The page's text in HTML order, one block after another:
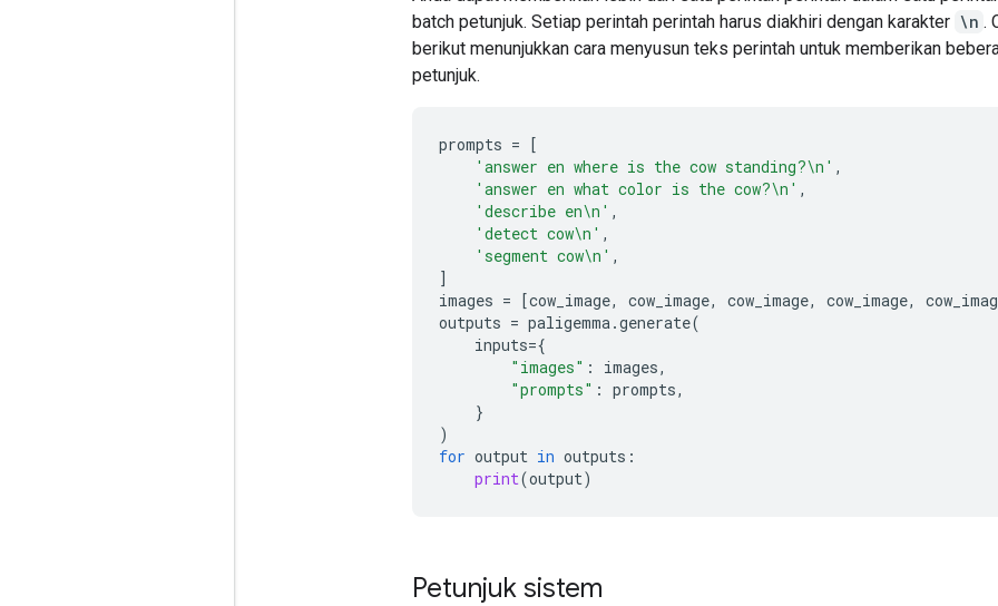
batch petunjuk. Setiap perintah perintah harus diakhiri dengan karakter \n .
berikut menunjukkan cara menyusun teks perintah untuk memberikan
petunjuk.
prompts = [
'answer en where is the cow standing?\n ' ,
'answer en what color is the cow?\n ' ,
'describe en\n ' ,
'detect cow\n ' ,
'segment cow\n ' ,
]
images = [cow_image, cow_image, cow_image, cow_image,
outputs = paligemma.generate(
inputs={
"images" : images,
"prompts" : prompts,
}
)
for output in outputs :
print(output)
Petunjuk sistem